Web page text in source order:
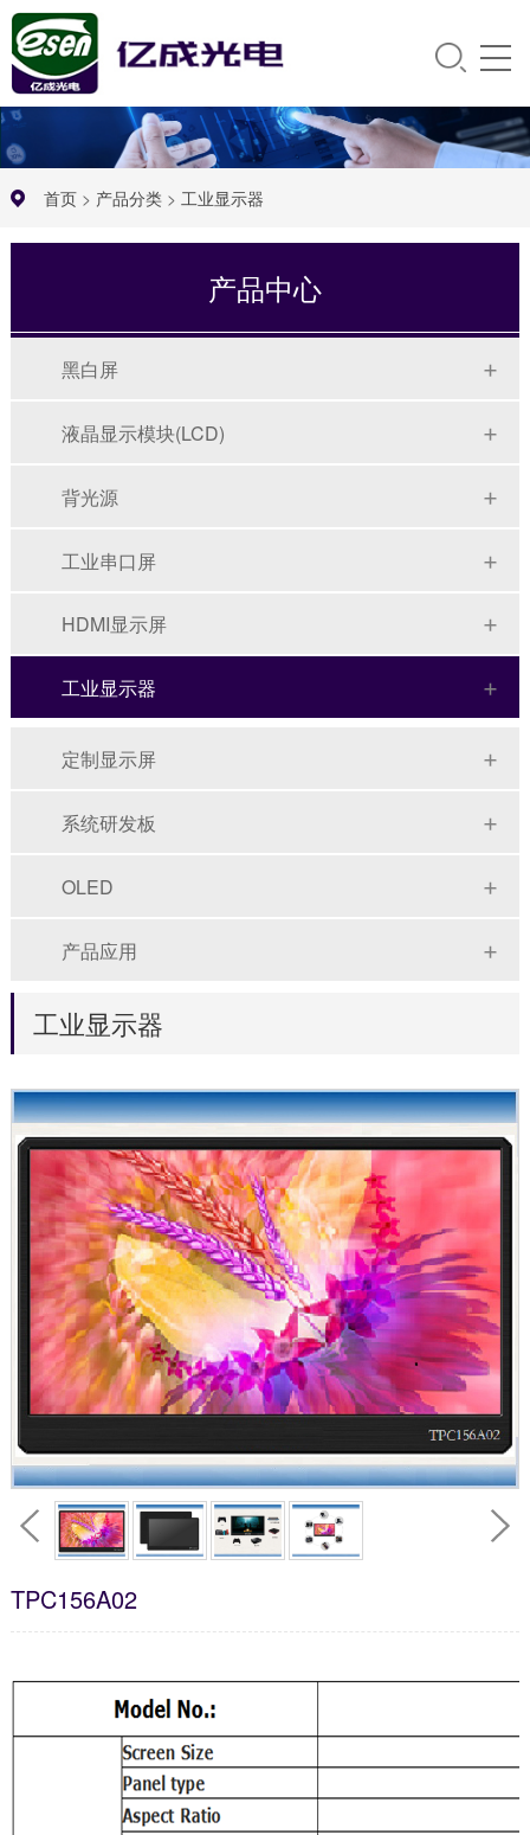
首页> 产品分类> 工业显示器
产品中心
黑白屏
液晶显示模块(LCD)
背光源
工业串口屏
HDMI显示屏
工业显示器
定制显示屏
系统研发板
OLED
产品应用
工业显示器
TPC156A02